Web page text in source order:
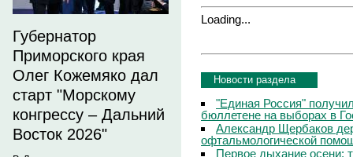
Губернатор
Приморского края
Олег Кожемяко дал
старт "Морскому
конгрессу – Дальний
Восток 2026"
Loading...
Новости раздела
"Единая Россия"
бюллетене на выборах в
Александр Щербаков
офтальмологической
Первое дыхание осени: